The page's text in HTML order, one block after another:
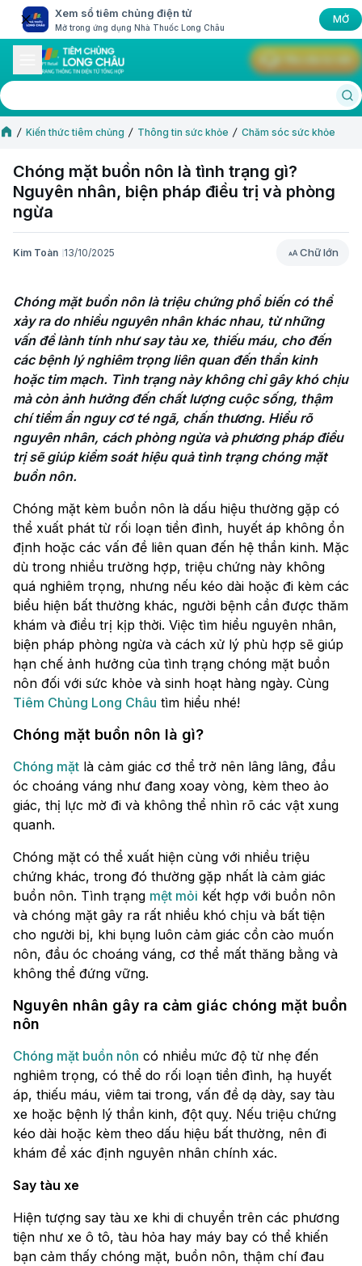
Xem sổ tiêm chủng điện tử
Mở trong ứng dụng Nhà Thuốc Long Châu
MỞ
Kiến thức tiêm chủng Thông tin sức khỏe Chăm sóc sức khỏe
Chóng mặt buồn nôn là tình trạng gì?
Nguyên nhân, biện pháp điều trị và phòng
ngừa
Kim Toàn 13/10/2025 Chữ lớn
Chữ lớn
Chóng mặt buồn nôn là triệu chứng phổ biến có thể
xảy ra do nhiều nguyên nhân khác nhau, từ những
vấn đề lành tính như say tàu xe, thiếu máu, cho đến
các bệnh lý nghiêm trọng liên quan đến thần kinh
hoặc tim mạch. Tình trạng này không chỉ gây khó chịu
mà còn ảnh hưởng đến chất lượng cuộc sống, thậm
chí tiềm ẩn nguy cơ té ngã, chấn thương. Hiểu rõ
nguyên nhân, cách phòng ngừa và phương pháp điều
trị sẽ giúp kiểm soát hiệu quả tình trạng chóng mặt
buồn nôn.
Chóng mặt kèm buồn nôn là dấu hiệu thường gặp có
thể xuất phát từ rối loạn tiền đình, huyết áp không ổn
định hoặc các vấn đề liên quan đến hệ thần kinh. Mặc
dù trong nhiều trường hợp, triệu chứng này không
quá nghiêm trọng, nhưng nếu kéo dài hoặc đi kèm các
biểu hiện bất thường khác, người bệnh cần được thăm
khám và điều trị kịp thời. Việc tìm hiểu nguyên nhân,
biện pháp phòng ngừa và cách xử lý phù hợp sẽ giúp
hạn chế ảnh hưởng của tình trạng chóng mặt buồn
nôn đối với sức khỏe và sinh hoạt hàng ngày. Cùng
Tiêm Chủng Long Châu tìm hiểu nhé!
Chóng mặt buồn nôn là gì?
Chóng mặt là cảm giác cơ thể trở nên lâng lâng, đầu
óc choáng váng như đang xoay vòng, kèm theo ảo
giác, thị lực mờ đi và không thể nhìn rõ các vật xung
quanh.
Chóng mặt có thể xuất hiện cùng với nhiều triệu
chứng khác, trong đó thường gặp nhất là cảm giác
buồn nôn. Tình trạng mệt mỏi kết hợp với buồn nôn
và chóng mặt gây ra rất nhiều khó chịu và bất tiện
cho người bị, khi bụng luôn cảm giác cồn cào muốn
nôn, đầu óc choáng váng, cơ thể mất thăng bằng và
không thể đứng vững.
Nguyên nhân gây ra cảm giác chóng mặt buồn
nôn
Chóng mặt buồn nôn có nhiều mức độ từ nhẹ đến
nghiêm trọng, có thể do rối loạn tiền đình, hạ huyết
áp, thiếu máu, viêm tai trong, vấn đề dạ dày, say tàu
xe hoặc bệnh lý thần kinh, đột quỵ. Nếu triệu chứng
kéo dài hoặc kèm theo dấu hiệu bất thường, nên đi
khám để xác định nguyên nhân chính xác.
Say tàu xe
Hiện tượng say tàu xe khi di chuyển trên các phương
tiện như xe ô tô, tàu hỏa hay máy bay có thể khiến
bạn cảm thấy chóng mặt, buồn nôn, thậm chí đau